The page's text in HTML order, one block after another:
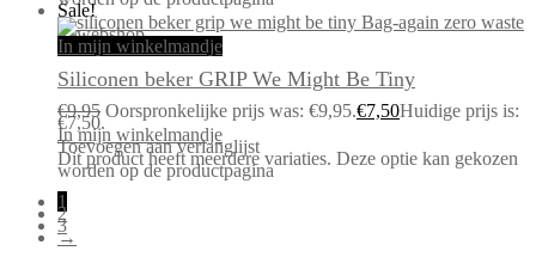
Sale!
In mijn winkelmandje
Siliconen beker GRIP We Might Be Tiny
€9,95 Oorspronkelijke prijs was: €9,95.€7,50Huidige prijs is:
€7,50.
In mijn winkelmandje
Toevoegen aan verlanglijst
Dit product heeft meerdere variaties. Deze optie kan gekozen
worden op de productpagina
1
2
3
→